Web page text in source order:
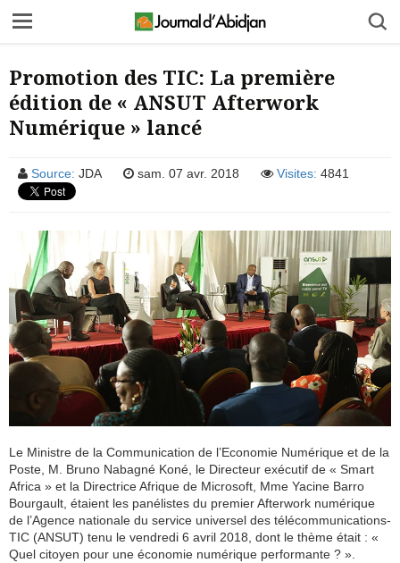
Promotion des TIC: La première
édition de « ANSUT Afterwork
Numérique » lancé
Source: JDA sam. 07 avr. 2018 Visites: 4841
Le Ministre de la Communication de l’Economie Numérique et de la
Poste, M. Bruno Nabagné Koné, le Directeur exécutif de « Smart
Africa » et la Directrice Afrique de Microsoft, Mme Yacine Barro
Bourgault, étaient les panélistes du premier Afterwork numérique
de l’Agence nationale du service universel des télécommunications-
TIC (ANSUT) tenu le vendredi 6 avril 2018, dont le thème était : «
Quel citoyen pour une économie numérique performante ? ».